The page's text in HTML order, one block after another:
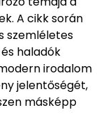
A cikk során
szemléletes
haladók
irodalom
jelentőségét,
másképp